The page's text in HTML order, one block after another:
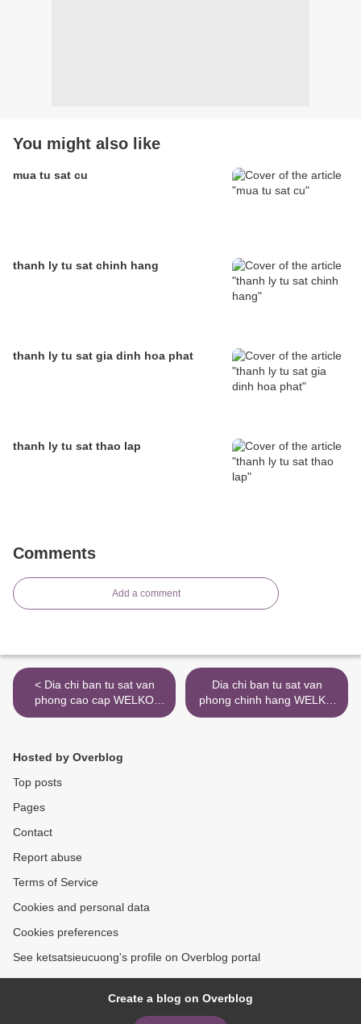
You might also like
mua tu sat cu
thanh ly tu sat chinh hang
thanh ly tu sat gia dinh hoa phat
thanh ly tu sat thao lap
Comments
Add a comment
< Dia chi ban tu sat van
phong cao cap WELKO
Safes Fire Resistant
Dia chi ban tu sat van
phong chinh hang WELKO
Safes Fire Resistant
Hosted by Overblog
Top posts
Pages
Contact
Report abuse
Terms of Service
Cookies and personal data
Cookies preferences
See ketsatsieucuong's profile on Overblog portal
Create a blog on Overblog